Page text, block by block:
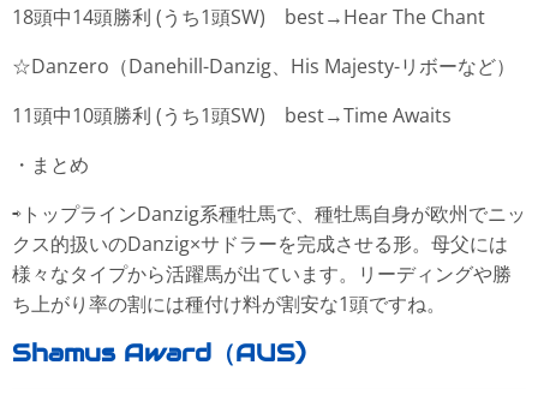
18頭中14頭勝利 (うち1頭SW) best→Hear The Chant
☆Danzero（Danehill-Danzig、His Majesty-リボーなど）
11頭中10頭勝利 (うち1頭SW) best→Time Awaits
・まとめ
⇨トップラインDanzig系種牡馬で、種牡馬自身が欧州でニッ
クス的扱いのDanzig×サドラーを完成させる形。母父には
様々なタイプから活躍馬が出ています。リーディングや勝
ち上がり率の割には種付け料が割安な1頭ですね。
Shamus Award（AUS)